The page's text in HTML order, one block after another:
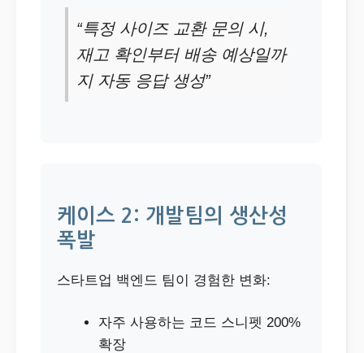
“특정 사이즈 교환 문의 시,
재고 확인부터 배송 예상일까
지 자동 응답 생성”
케이스 2: 개발팀의 생산성
폭발
스타트업 백엔드 팀이 경험한 변화:
자주 사용하는 코드 스니펫 200%
확장